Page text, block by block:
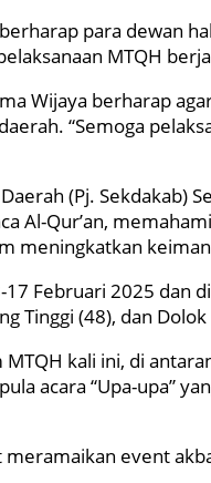
para dewan
MTQH
Wijaya berharap
“Semoga
(Pj. Sekdakab)
Al-Qur’an,
meningkatkan
17 Februari 2025
Tinggi (48), dan
kali ini, di
acara “Upa-upa”
event